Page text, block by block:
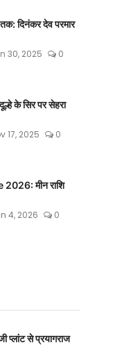
दिनंकर देव परमार
30, 2025 0
के सिर पर सेहरा
17, 2025 0
मीन राशि
4, 2026 0
प्लांट से प्रयागराज